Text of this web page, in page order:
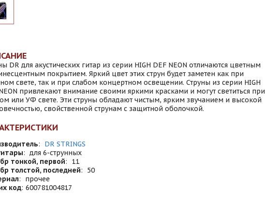
DR для акустических гитар из серии HIGH DEF NEON отличаются цветным
покрытием. Яркий цвет этих струн будет заметен как при
свете, так и при слабом концертном освещении. Струны из серии HIGH
привлекают внимание своими яркими красками и могут светиться при
или УФ свете. Эти струны обладают чистым, ярким звучанием и высокой
свойственной струнам с защитной оболочкой.
:
DR STRINGS
: для 6-струнных
тонкой, первой:
11
толстой, последней:
50
:
прочее
код: 600781004817